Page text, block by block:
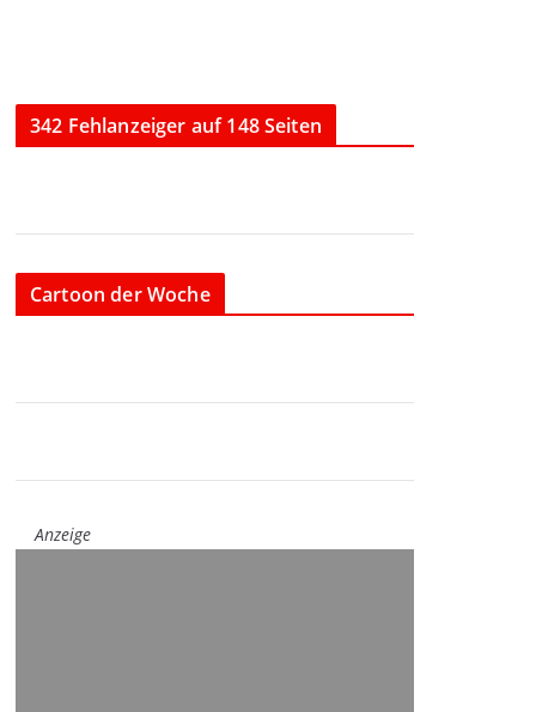
342 Fehlanzeiger auf 148 Seiten
Cartoon der Woche
Anzeige